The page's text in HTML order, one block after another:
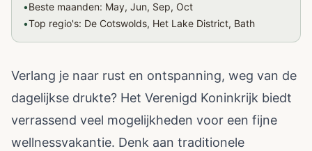
•Beste maanden: May, Jun, Sep, Oct
•Top regio's: De Cotswolds, Het Lake District, Bath
Verlang je naar rust en ontspanning, weg van de
dagelijkse drukte? Het Verenigd Koninkrijk biedt
verrassend veel mogelijkheden voor een fijne
wellnessvakantie. Denk aan traditionele